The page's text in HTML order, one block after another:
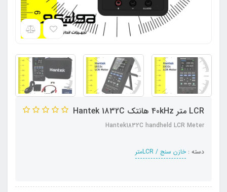
LCR متر 40kHz هانتک Hantek 1832C
Hantek1832C handheld LCR Meter
دسته : خازن سنج / LCRمتر